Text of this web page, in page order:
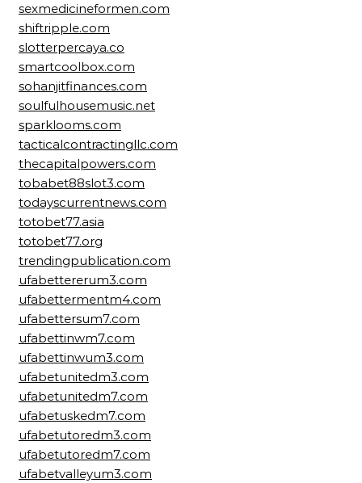
sexmedicineformen.com
shiftripple.com
slotterpercaya.co
smartcoolbox.com
sohanjitfinances.com
soulfulhousemusic.net
sparklooms.com
tacticalcontractingllc.com
thecapitalpowers.com
tobabet88slot3.com
todayscurrentnews.com
totobet77.asia
totobet77.org
trendingpublication.com
ufabettererum3.com
ufabettermentm4.com
ufabettersum7.com
ufabettinwm7.com
ufabettinwum3.com
ufabetunitedm3.com
ufabetunitedm7.com
ufabetuskedm7.com
ufabetutoredm3.com
ufabetutoredm7.com
ufabetvalleyum3.com